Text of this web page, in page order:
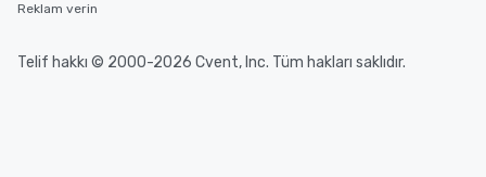
Reklam verin
Telif hakkı © 2000-2026 Cvent, Inc. Tüm hakları saklıdır.